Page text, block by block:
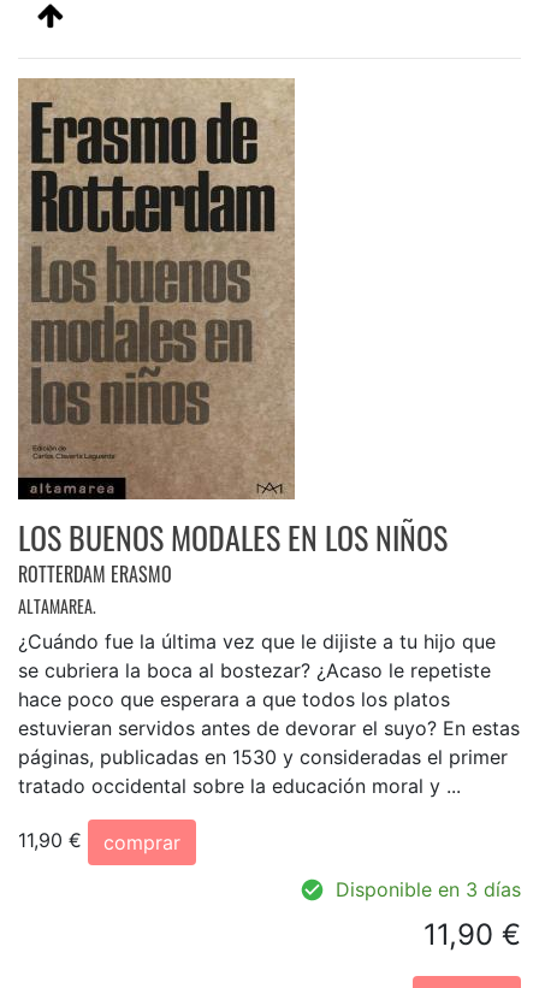
LOS BUENOS MODALES EN LOS NIÑOS
ROTTERDAM ERASMO
ALTAMAREA.
¿Cuándo fue la última vez que le dijiste a tu hijo que
se cubriera la boca al bostezar? ¿Acaso le repetiste
hace poco que esperara a que todos los platos
estuvieran servidos antes de devorar el suyo? En estas
páginas, publicadas en 1530 y consideradas el primer
tratado occidental sobre la educación moral y ...
11,90 €
comprar
Disponible en 3 días
11,90 €